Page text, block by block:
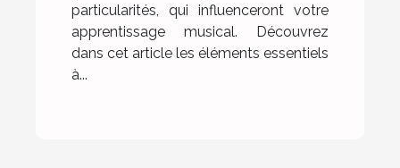
particularités, qui influenceront votre
apprentissage musical. Découvrez
dans cet article les éléments essentiels
à...